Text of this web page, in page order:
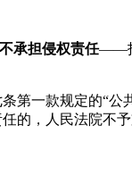
承担侵权责任——
第一款规定的“
的，人民法院不予